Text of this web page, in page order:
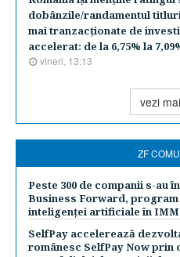
dobânzile/randamentul
mai tranzacţionate de
accelerat: de la 6,75% la
vineri, 13:13
vezi
ZF
Peste 300 de companii s-au
Business Forward,
inteligenței artificiale în
SelfPay accelerează
românesc SelfPay Now prin